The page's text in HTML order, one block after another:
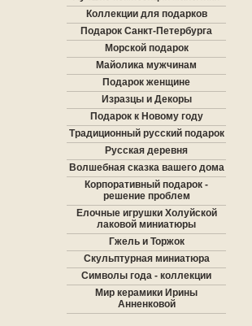
Коллекции для подарков
Подарок Санкт-Петербурга
Морской подарок
Майолика мужчинам
Подарок женщине
Изразцы и Декоры
Подарок к Новому году
Традиционный русский подарок
Русская деревня
Волшебная сказка вашего дома
Корпоративный подарок -
решение проблем
Елочные игрушки Холуйской
лаковой миниатюры
Гжель и Торжок
Скульптурная миниатюра
Символы года - коллекции
Мир керамики Ирины
Анненковой